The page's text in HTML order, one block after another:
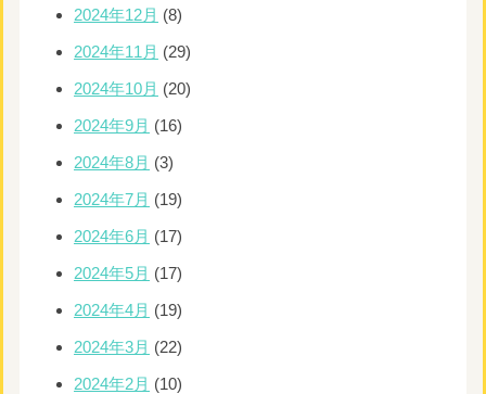
2024年12月 (8)
2024年11月 (29)
2024年10月 (20)
2024年9月 (16)
2024年8月 (3)
2024年7月 (19)
2024年6月 (17)
2024年5月 (17)
2024年4月 (19)
2024年3月 (22)
2024年2月 (10)